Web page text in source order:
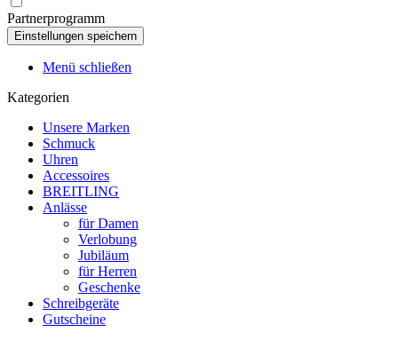
Partnerprogramm
Menü schließen
Kategorien
Unsere Marken
Schmuck
Uhren
Accessoires
BREITLING
Anlässe
für Damen
Verlobung
Jubiläum
für Herren
Geschenke
Schreibgeräte
Gutscheine